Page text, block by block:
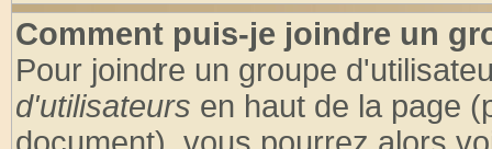
Comment puis-je joindre un
Pour joindre un groupe
d'utilisateurs en haut de la page